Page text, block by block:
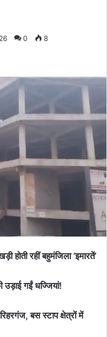
0 8
होती रहीं बहुमंजिला ‘इमारतें’
उड़ाई गईं धज्जियां!
बस स्टाप क्षेत्रों में